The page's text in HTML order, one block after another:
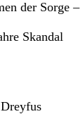
der Sorge –
Skandal